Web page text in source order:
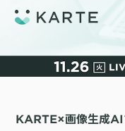
顧客理解をもとに適
KARTE for
ンゲージメント向上
ECサイト
セミナー
資料一覧
リソース
KARTE×画像生成AI